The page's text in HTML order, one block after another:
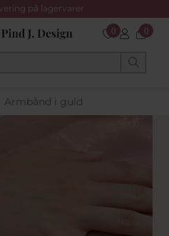
på lagervarer
0 0
Armbånd i guld